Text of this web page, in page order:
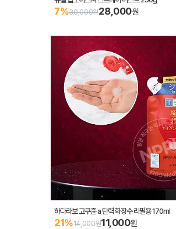
7%30,000원28,000원
하다라보 고쿠쥰 a 탄력 화장수 리필용 170ml
21%14,000원11,000원